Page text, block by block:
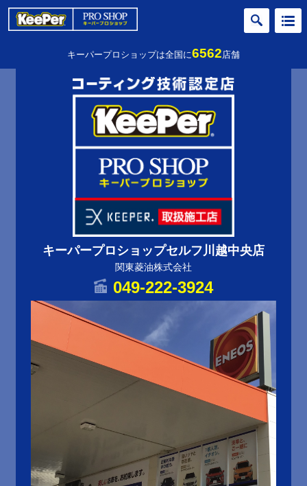
キーパープロショップは全国に6562店舗
キーパープロショップセルフ川越中央店
関東菱油株式会社
049-222-3924